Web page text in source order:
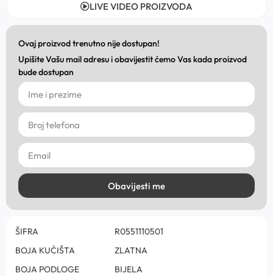
LIVE VIDEO PROIZVODA
Ovaj proizvod trenutno nije dostupan!
Upišite Vašu mail adresu i obavijestit ćemo Vas kada proizvod
bude dostupan
Obavijesti me
ŠIFRA
R0551110501
BOJA KUĆIŠTA
ZLATNA
BOJA PODLOGE
BIJELA